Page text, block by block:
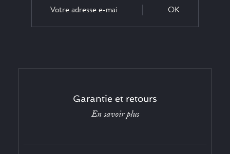
OK
Garantie et retours
En savoir plus